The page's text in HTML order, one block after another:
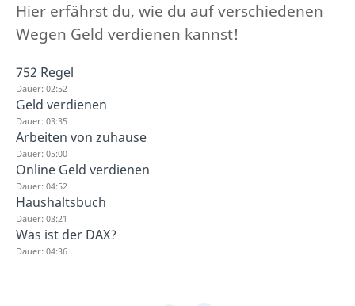
Hier erfährst du, wie du auf verschiedenen
Wegen Geld verdienen kannst!
752 Regel
Dauer: 02:52
Geld verdienen
Dauer: 03:35
Arbeiten von zuhause
Dauer: 05:00
Online Geld verdienen
Dauer: 04:52
Haushaltsbuch
Dauer: 03:21
Was ist der DAX?
Dauer: 04:36